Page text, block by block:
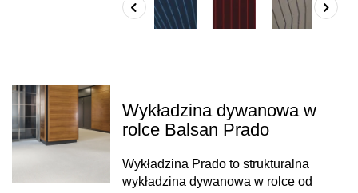
Wykładzina dywanowa w
rolce Balsan Prado
Wykładzina Prado to strukturalna
wykładzina dywanowa w rolce od